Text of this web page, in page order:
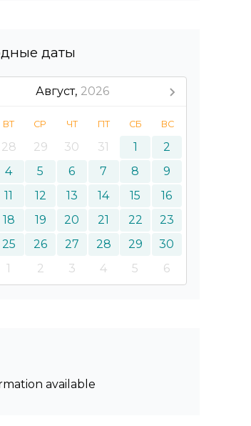
даты
Август, 2026
ВТ СР ЧТ ПТ СБ ВС
28 29 30 31 1
2
4 5 6 7 8
9
11 12 13 14 15
16
18 19 20 21 22
23
25 26 27 28 29
30
1 2 3 4 5 6
available